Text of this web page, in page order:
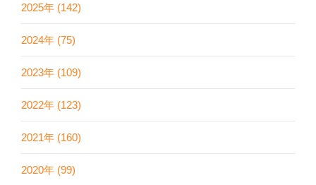
2025年 (142)
2024年 (75)
2023年 (109)
2022年 (123)
2021年 (160)
2020年 (99)